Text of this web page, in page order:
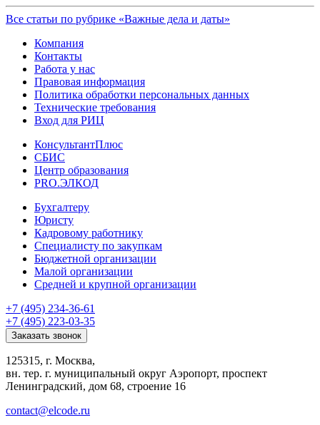
Все статьи по рубрике «Важные дела и даты»
Компания
Контакты
Работа у нас
Правовая информация
Политика обработки персональных данных
Технические требования
Вход для РИЦ
КонсультантПлюс
СБИС
Центр образования
PRO.ЭЛКОД
Бухгалтеру
Юристу
Кадровому работнику
Специалисту по закупкам
Бюджетной организации
Малой организации
Средней и крупной организации
+7 (495) 234-36-61
+7 (495) 223-03-35
Заказать звонок
125315, г. Москва,
вн. тер. г. муниципальный округ Аэропорт, проспект
Ленинградский, дом 68, строение 16
contact@elcode.ru